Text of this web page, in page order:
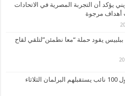
يؤكد أن التجربة المصرية في الاتحادات
أهداف مرجوة
يقود حملة “معا نطمئن”لتلقي لقاح
ننشر أسماء أول 100 نائب يستقبلهم البرلمان الثلاثاء